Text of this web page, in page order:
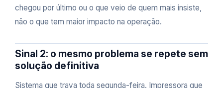
chegou por último ou o que veio de quem mais insiste,
não o que tem maior impacto na operação.
Sinal 2: o mesmo problema se repete sem
solução definitiva
Sistema que trava toda segunda-feira. Impressora que